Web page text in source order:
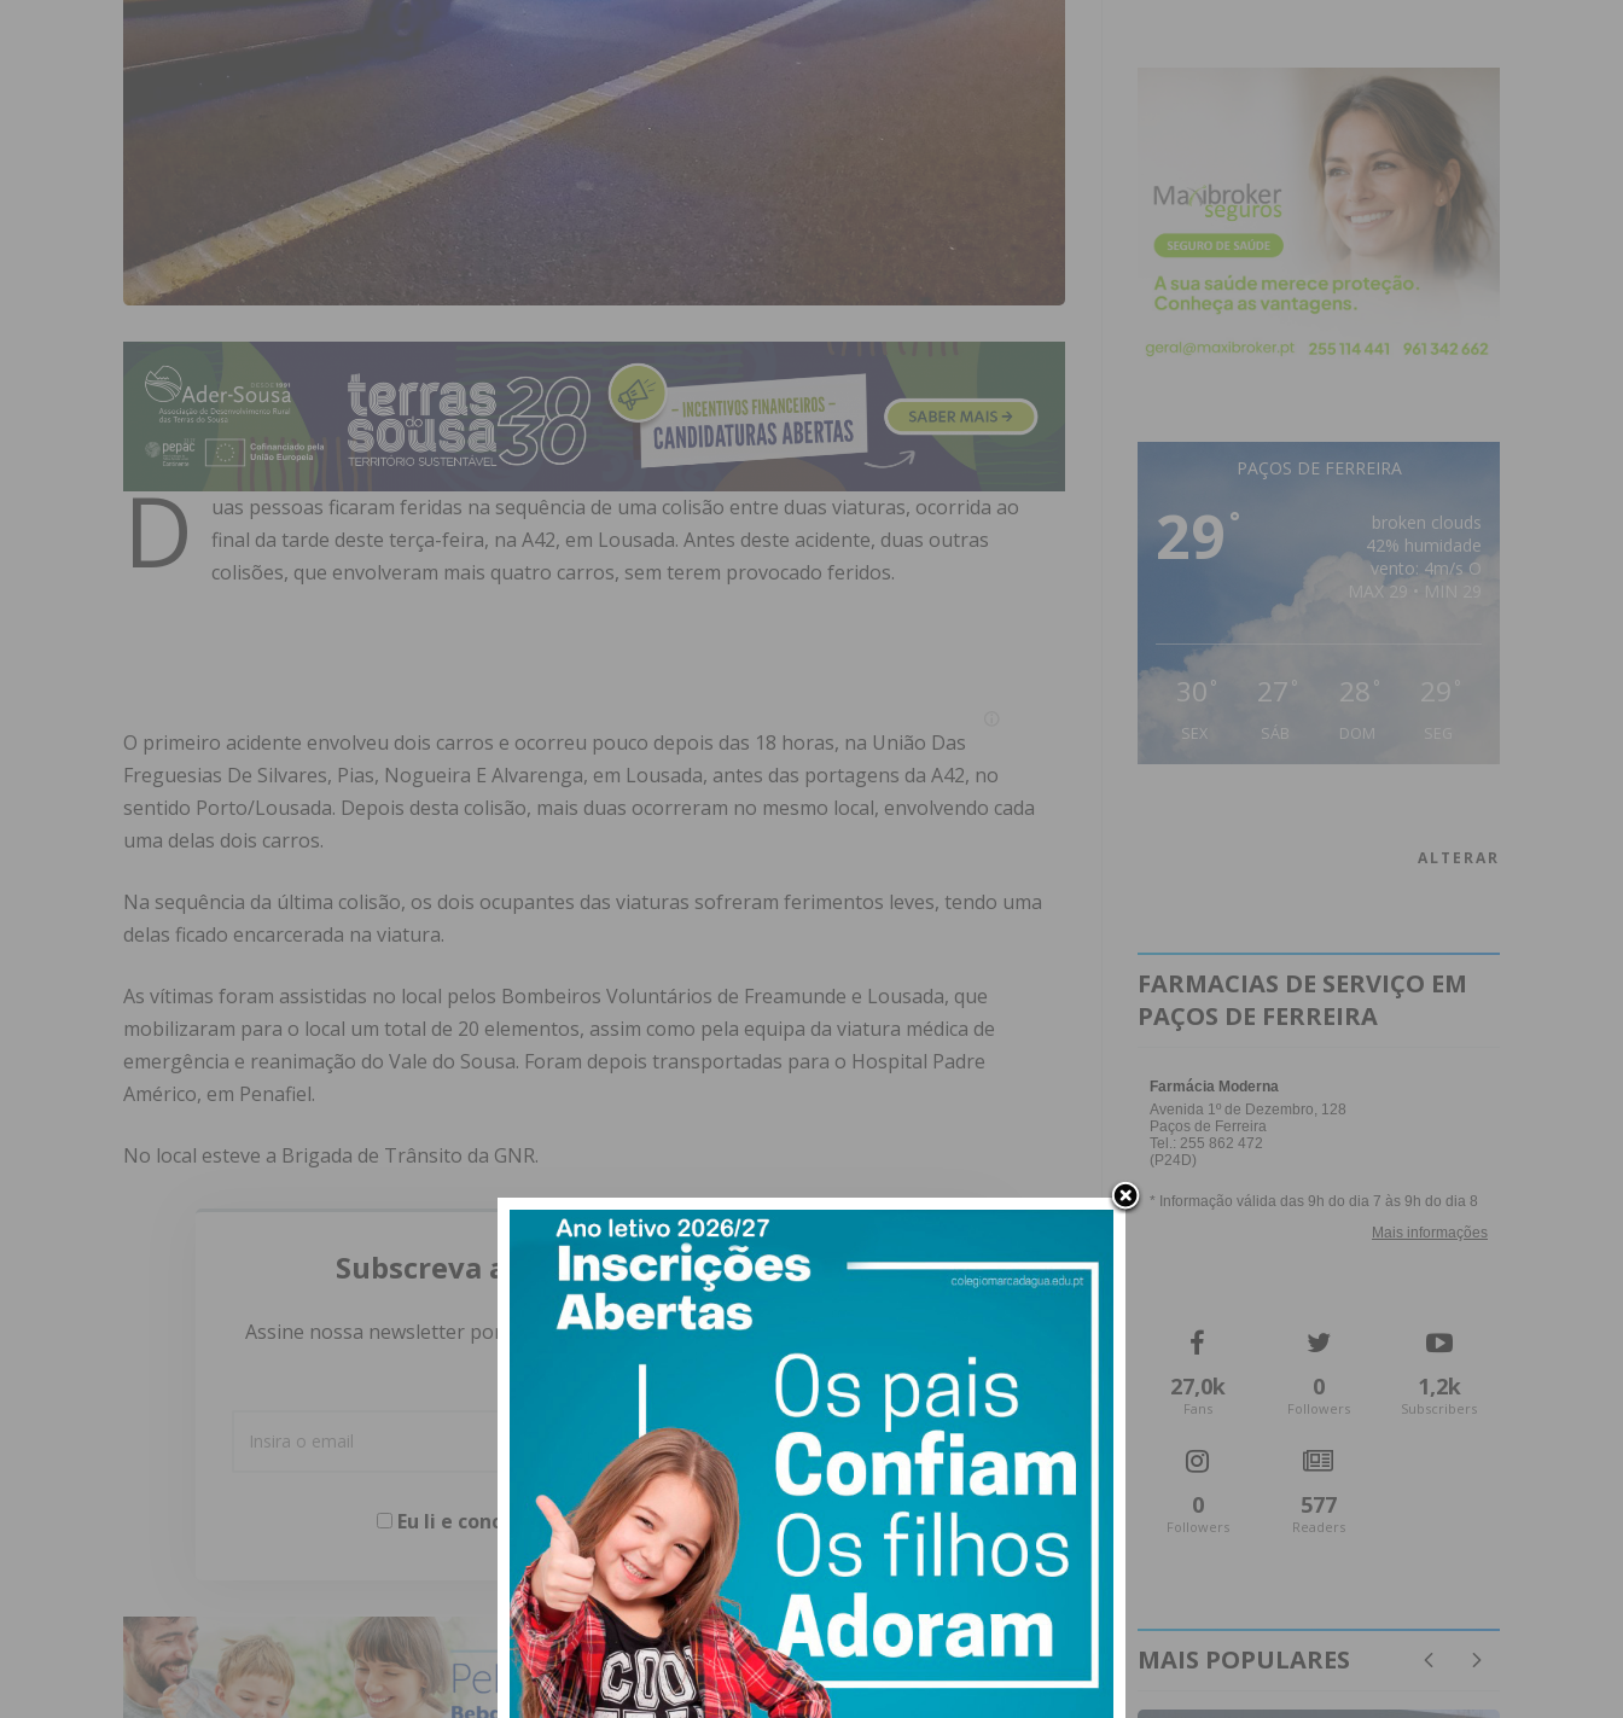
D
uas pessoas ficaram feridas na sequência de uma colisão entre duas viaturas, ocorrida ao
final da tarde deste terça-feira, na A42, em Lousada. Antes deste acidente, duas outras
colisões, que envolveram mais quatro carros, sem terem provocado feridos.
O primeiro acidente envolveu dois carros e ocorreu pouco depois das 18 horas, na União Das
Freguesias De Silvares, Pias, Nogueira E Alvarenga, em Lousada, antes das portagens da A42, no
sentido Porto/Lousada. Depois desta colisão, mais duas ocorreram no mesmo local, envolvendo cada
uma delas dois carros.
Na sequência da última colisão, os dois ocupantes das viaturas sofreram ferimentos leves, tendo uma
delas ficado encarcerada na viatura.
As vítimas foram assistidas no local pelos Bombeiros Voluntários de Freamunde e Lousada, que
mobilizaram para o local um total de 20 elementos, assim como pela equipa da viatura médica de
emergência e reanimação do Vale do Sousa. Foram depois transportadas para o Hospital Padre
Américo, em Penafiel.
No local esteve a Brigada de Trânsito da GNR.
Subscreva a newsletter do Imediato
Assine nossa newsletter por e-mail e obtenha de forma regular a informação
atualizada.
Eu li e concordo com ostermos e condições
PAÇOS DE FERREIRA
29 °
broken clouds
42% humidade
vento: 4m/s O
MAX 29 • MIN 29
30 °
SEX
27 °
SÁB
28 °
DOM
29 °
ALTERAR
FARMACIAS DE SERVIÇO EM
PAÇOS DE FERREIRA
27,0k
Fans
0
Followers
1,2k
Subscribers
0
Followers
577
Readers
MAIS POPULARES